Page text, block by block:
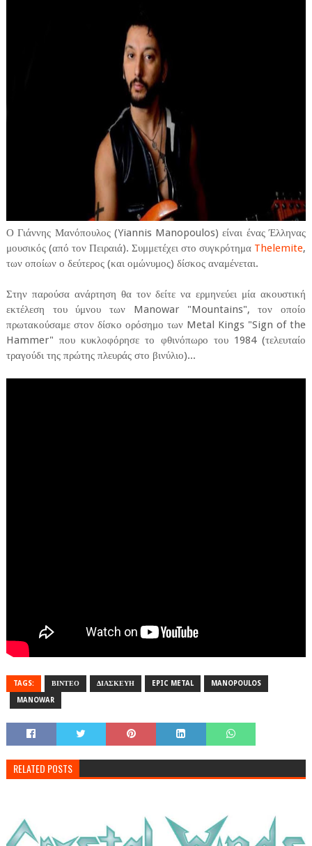
Ο Γιάννης Μανόπουλος (Yiannis Manopoulos) είναι ένας Έλληνας
μουσικός (από τον Πειραιά). Συμμετέχει στο συγκρότημα Thelemite,
των οποίων ο δεύτερος (και ομώνυμος) δίσκος αναμένεται.
Στην παρούσα ανάρτηση θα τον δείτε να ερμηνεύει μία ακουστική
εκτέλεση του ύμνου των Manowar "Mountains", τον οποίο
πρωτακούσαμε στον δίσκο ορόσημο των Metal Kings "Sign of the
Hammer" που κυκλοφόρησε το φθινόπωρο του 1984 (τελευταίο
τραγούδι της πρώτης πλευράς στο βινύλιο)...
TAGS: ΒΙΝΤΕΟ ΔΙΑΣΚΕΥΗ EPIC METAL MANOPOULOS
MANOWAR
RELATED POSTS